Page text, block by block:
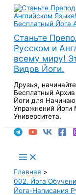
Перейти
содержимому
Станьте
Русском и
всему миру!
Видов Йоги.
Друзья,
Бесплатный
Йоги для
Упражнений Йоги
Университета.
Main
Menu
Главная
002. Йога
Йога-Написания